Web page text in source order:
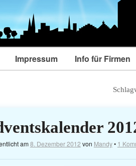
Impressum Info für Firmen
am8. Dezember 2012 von Mandy• 1